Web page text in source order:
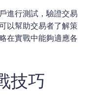
進行測試，驗證交易
以幫助交易者了解策
在實戰中能夠適應各
技巧